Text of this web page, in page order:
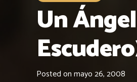
Un
Posted onmayo 26, 2008